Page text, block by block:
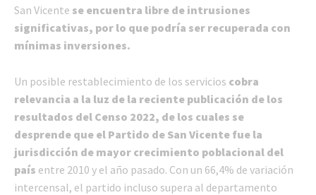
San Vicente se encuentra libre de intrusiones
significativas, por lo que podría ser recuperada con
mínimas inversiones.
Un posible restablecimiento de los servicios cobra
relevancia a la luz de la reciente publicación de los
resultados del Censo 2022, de los cuales se
desprende que el Partido de San Vicente fue la
jurisdicción de mayor crecimiento poblacional del
país entre 2010 y el año pasado. Con un 66,4% de variación
intercensal, el partido incluso supera al departamento